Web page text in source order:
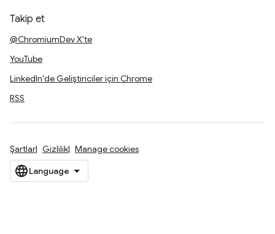
Takip et
@ChromiumDev X'te
YouTube
LinkedIn'de Geliştiriciler için Chrome
RSS
Şartlar Gizlilik Manage cookies